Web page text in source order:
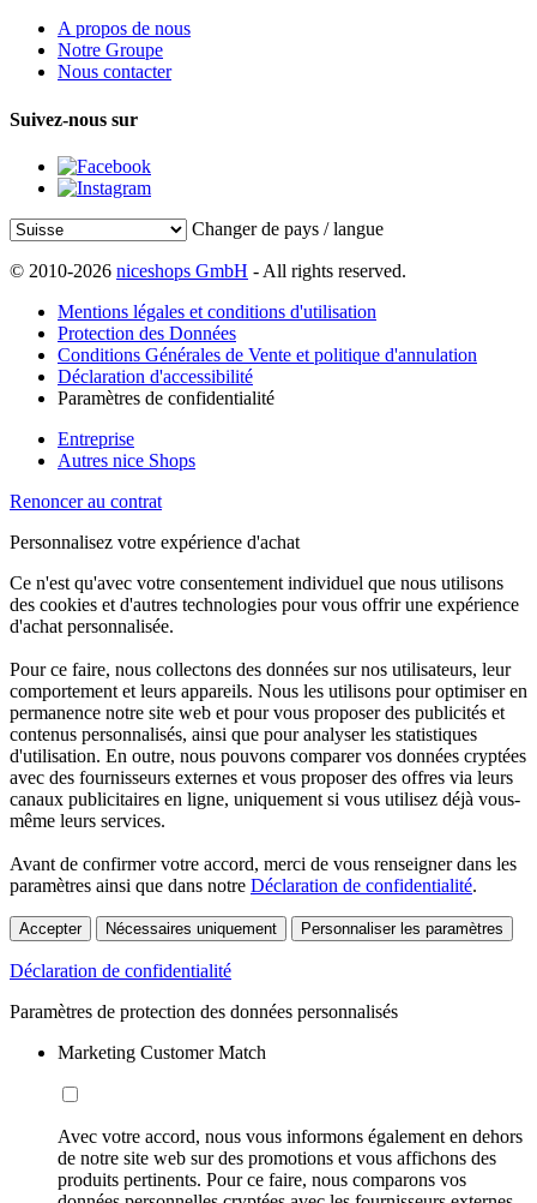
A propos de nous
Notre Groupe
Nous contacter
Suivez-nous sur
Changer de pays / langue
© 2010-2026 niceshops GmbH - All rights reserved.
Mentions légales et conditions d'utilisation
Protection des Données
Conditions Générales de Vente et politique d'annulation
Déclaration d'accessibilité
Paramètres de confidentialité
Entreprise
Autres nice Shops
Renoncer au contrat
Personnalisez votre expérience d'achat
Ce n'est qu'avec votre consentement individuel que nous utilisons
des cookies et d'autres technologies pour vous offrir une expérience
d'achat personnalisée.
Pour ce faire, nous collectons des données sur nos utilisateurs, leur
comportement et leurs appareils. Nous les utilisons pour optimiser en
permanence notre site web et pour vous proposer des publicités et
contenus personnalisés, ainsi que pour analyser les statistiques
d'utilisation. En outre, nous pouvons comparer vos données cryptées
avec des fournisseurs externes et vous proposer des offres via leurs
canaux publicitaires en ligne, uniquement si vous utilisez déjà vous-
même leurs services.
Avant de confirmer votre accord, merci de vous renseigner dans les
paramètres ainsi que dans notre Déclaration de confidentialité.
Accepter Nécessaires uniquement Personnaliser les paramètres
Déclaration de confidentialité
Paramètres de protection des données personnalisés
Marketing Customer Match
Avec votre accord, nous vous informons également en dehors
de notre site web sur des promotions et vous affichons des
produits pertinents. Pour ce faire, nous comparons vos